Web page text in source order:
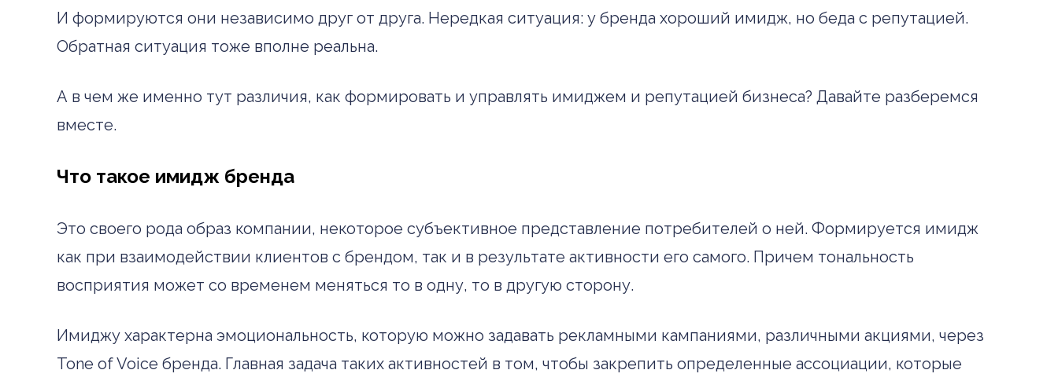
И формируются они независимо друг от друга. Нередкая ситуация: у бренда хороший имидж, но беда с репутацией.
Обратная ситуация тоже вполне реальна.
А в чем же именно тут различия, как формировать и управлять имиджем и репутацией бизнеса? Давайте разберемся
вместе.
Что такое имидж бренда
Это своего рода образ компании, некоторое субъективное представление потребителей о ней. Формируется имидж
как при взаимодействии клиентов с брендом, так и в результате активности его самого. Причем тональность
восприятия может со временем меняться то в одну, то в другую сторону.
Имиджу характерна эмоциональность, которую можно задавать рекламными кампаниями, различными акциями, через
Tone of Voice бренда. Главная задача таких активностей в том, чтобы закрепить определенные ассоциации, которые